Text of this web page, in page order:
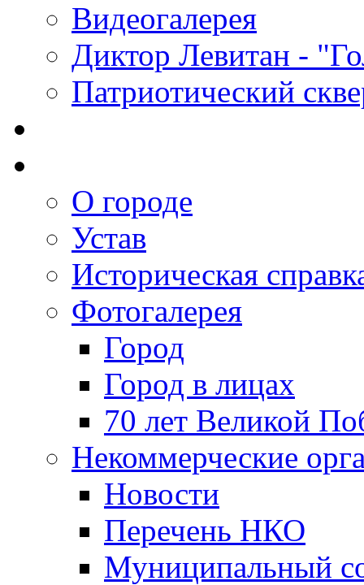
Видеогалерея
Диктор Левитан -
Патриотический
О городе
Устав
Историческая
Фотогалерея
Город
Город в лицах
70 лет Великой
Некоммерческие
Новости
Перечень НКО
Муниципальный